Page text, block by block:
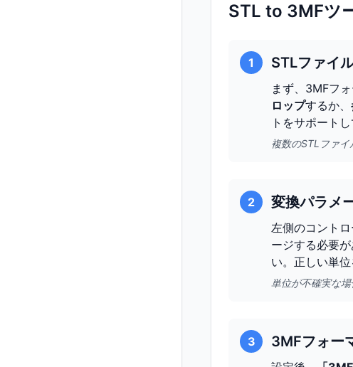
STL to 3MFツ
1 STLファイ
まず、3MFフ
ロップするか、
トをサポート
複数のSTLファイ
2 変換パラメ
左側のコントロ
ージする必要
い。正しい単
単位が不確実な
3 3MFフォー